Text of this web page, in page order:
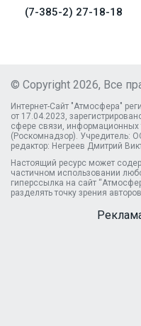
(7-385-2) 27-18-18
© Copyright 2026, Все
Интернет-Сайт "Атмосфера"
от 17.04.2023,
сфере связи,
(Роскомнадзор). Учредитель:
редактор: Негреев Дмитрий
Настоящий ресурс может
частичном использовании
гиперссылка на сайт
разделять точку зрения